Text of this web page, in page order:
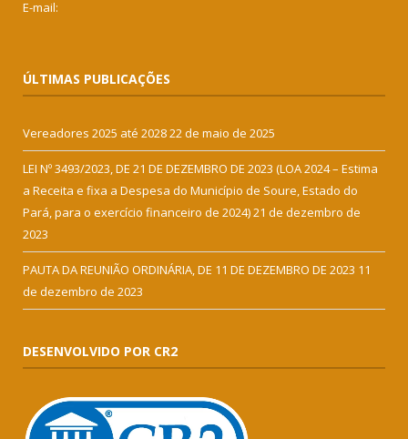
E-mail:
ÚLTIMAS PUBLICAÇÕES
Vereadores 2025 até 202822 de maio de 2025
LEI Nº 3493/2023, DE 21 DE DEZEMBRO DE 2023 (LOA 2024 – Estima
a Receita e fixa a Despesa do Município de Soure, Estado do
Pará, para o exercício financeiro de 2024)21 de dezembro de
2023
PAUTA DA REUNIÃO ORDINÁRIA, DE 11 DE DEZEMBRO DE 2023 11
de dezembro de 2023
DESENVOLVIDO POR CR2